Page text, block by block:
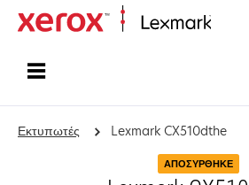
Εκτυπωτές Lexmark CX510dthe
ΑΠΟΣΎΡΘΗΚΕ